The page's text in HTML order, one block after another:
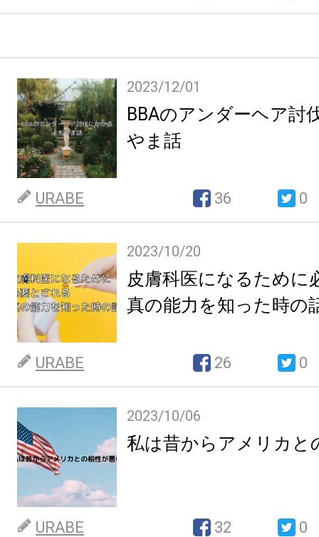
2023/12/01
BBAのアンダーヘア討
やま話
URABE 36 0
2023/10/20
皮膚科医になるために
真の能力を知った時の
URABE 26 0
2023/10/06
私は昔からアメリカと
URABE 32 0